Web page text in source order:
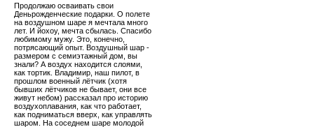
Продолжаю осваивать свои
Деньрожденческие подарки. О полете
на воздушном шаре я мечтала много
лет. И йохоу, мечта сбылась. Спасибо
любимому мужу. Это, конечно,
потрясающий опыт. Воздушный шар -
размером с семиэтажный дом, вы
знали? А воздух находится слоями,
как тортик. Владимир, наш пилот, в
прошлом военный лётчик (хотя
бывших лётчиков не бывает, они все
живут небом) рассказал про историю
воздухоплавания, как что работает,
как подниматься вверх, как управлять
шаром. На соседнем шаре молодой